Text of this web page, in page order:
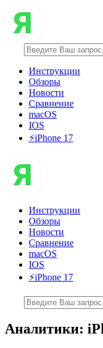
Инструкции
Обзоры
Новости
Сравнение
macOS
IOS
⚡️iPhone 17
Инструкции
Обзоры
Новости
Сравнение
macOS
IOS
⚡️iPhone 17
Аналитики: